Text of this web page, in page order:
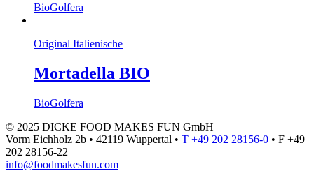
BioGolfera
Original Italienische
Mortadella BIO
BioGolfera
© 2025 DICKE FOOD MAKES FUN GmbH
Vorm Eichholz 2b • 42119 Wuppertal • T +49 202 28156-0 • F +49
202 28156-22
info@foodmakesfun.com